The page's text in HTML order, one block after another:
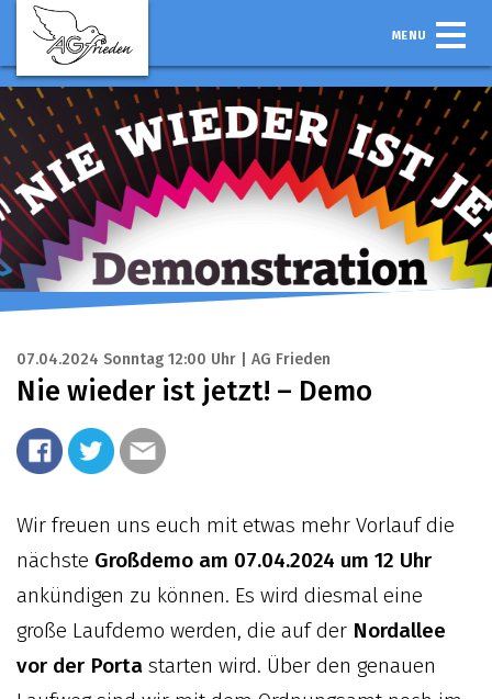
MENU
07.04.2024 Sonntag 12:00 Uhr | AG Frieden
Nie wieder ist jetzt! – Demo
Wir freuen uns euch mit etwas mehr Vorlauf die
nächste Großdemo am 07.04.2024 um 12 Uhr
ankündigen zu können. Es wird diesmal eine
große Laufdemo werden, die auf der Nordallee
vor der Porta starten wird. Über den genauen